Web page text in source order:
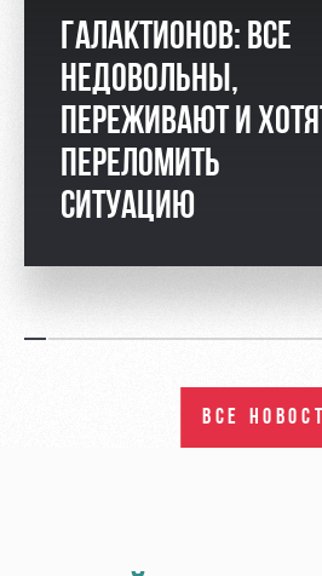
ГАЛАКТИОНОВ: ВСЕ
НЕДОВОЛЬНЫ,
ПЕРЕЖИВАЮТ И
ПЕРЕЛОМИТЬ
СИТУАЦИЮ
ВСЕ